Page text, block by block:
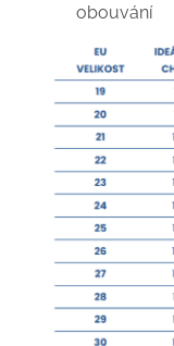
obouvání